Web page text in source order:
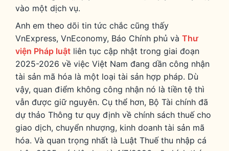
vào một dịch vụ.
Anh em theo dõi tin tức chắc cũng thấy
VnExpress, VnEconomy, Báo Chính phủ và Thư
viện Pháp luật liên tục cập nhật trong giai đoạn
2025-2026 về việc Việt Nam đang dần công nhận
tài sản mã hóa là một loại tài sản hợp pháp. Dù
vậy, quan điểm không công nhận nó là tiền tệ thì
vẫn được giữ nguyên. Cụ thể hơn, Bộ Tài chính đã
dự thảo Thông tư quy định về chính sách thuế cho
giao dịch, chuyển nhượng, kinh doanh tài sản mã
hóa. Và quan trọng nhất là Luật Thuế thu nhập cá